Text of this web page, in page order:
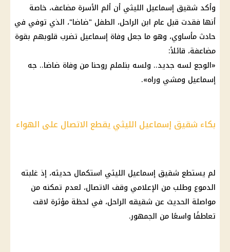
وأكد شقيق إسماعيل الليثي أن ألم الأسرة مضاعف، خاصة
أنها فقدت قبل عام ابن الراحل، الطفل "ضاضا"، الذي توفي في
حادث مأساوي، وهو ما جعل وفاة إسماعيل تضرب قلوبهم بقوة
مضاعفة، قائلاً:
«الوجع لسه جديد.. ولسه بنلملم روحنا من وفاة ضاضا.. جه
إسماعيل ومشي وراه».
بكاء شقيق إسماعيل الليثي يقطع الاتصال على الهواء
لم يستطع شقيق إسماعيل الليثي استكمال حديثه، إذ غلبته
الدموع وطلب من الإعلامي وقف الاتصال، لعدم تمكنه من
مواصلة الحديث عن شقيقه الراحل، في لحظة مؤثرة لاقت
تعاطفًا واسعًا من الجمهور.